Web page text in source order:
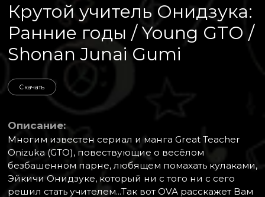
Крутой учитель Онидзука:
Ранние годы / Young GTO /
Shonan Junai Gumi
Скачать
Описание:
Многим известен сериал и манга Great Teacher
Onizuka (GTO), повествующие о весёлом
безбашенном парне, любящем помахать кулаками,
Эйкичи Онидзуке, который ни с того ни с сего
решил стать учителем...Так вот OVA расскажет Вам